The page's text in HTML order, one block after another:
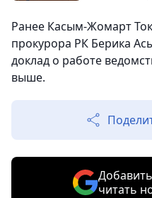
Ранее Касым-Жомарт
прокурора РК Берика
доклад о работе
выше.
читать